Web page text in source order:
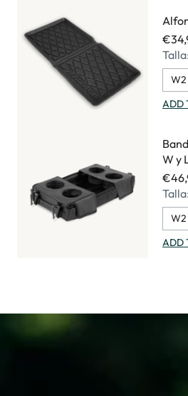
Talla:
W2
ADD
W y
Talla:
W2
ADD